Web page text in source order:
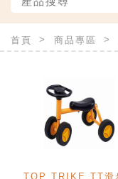
首頁 商品專區
TOP TRIKE TT滑